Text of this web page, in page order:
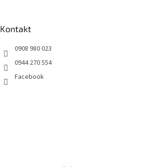
Kontakt
0908 980 023
0944 270 554
Facebook